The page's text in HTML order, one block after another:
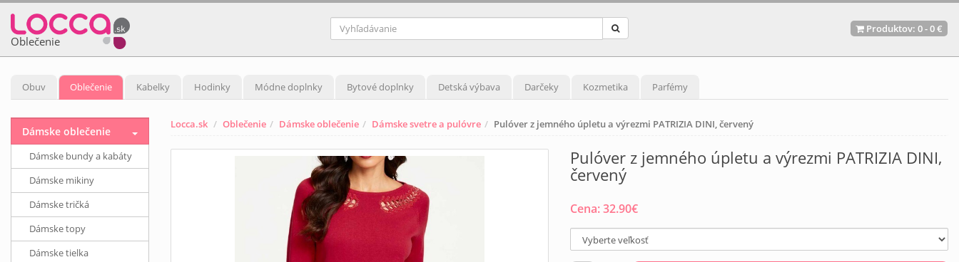
Oblečenie
Produktov: 0-0 €
Obuv Oblečenie Kabelky Hodinky Módne doplnky Bytové doplnky Detská výbava Darčeky Kozmetika Parfémy
Locca.sk Oblečenie Dámske oblečenie Dámske svetre a pulóvre Pulóver z jemného úpletu a výrezmi PATRIZIA DINI, červený
Pulóver z jemného úpletu a výrezmi PATRIZIA DINI,
červený
Cena:32.90€
Dámske oblečenie
Dámske bundy a kabáty
Dámske mikiny
Dámske tričká
Dámske topy
Dámske tielka